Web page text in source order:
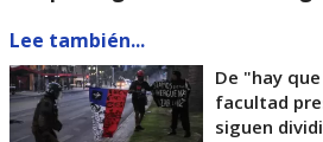
Lee también...
De "hay
facultad
siguen